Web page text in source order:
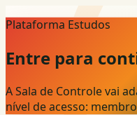
Plataforma Estudos
Entre para
A Sala de Controle vai
nível de acesso: